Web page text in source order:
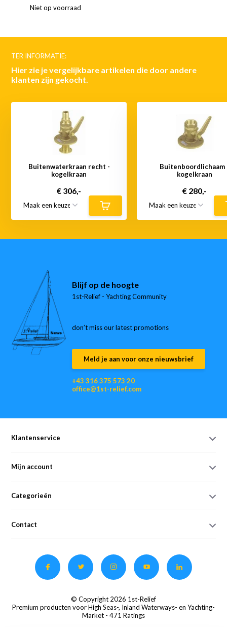
Niet op voorraad
TER INFORMATIE:
Hier zie je vergelijkbare artikelen die door andere
klanten zijn gekocht.
Buitenwaterkraan recht -
kogelkraan
€ 306,-
Buitenboordlichaam
kogelkraan
€ 280,-
Blijf op de hoogte
1st-Relief - Yachting Community
don’t miss our latest promotions
Meld je aan voor onze nieuwsbrief
+43 316 375 573 20
office@1st-relief.com
Klantenservice
Mijn account
Categorieën
Contact
© Copyright 2026 1st-Relief
Premium producten voor High Seas-, Inland Waterways- en Yachting-
Market - 471 Ratings